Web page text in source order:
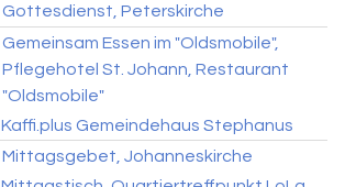
Gottesdienst, Peterskirche
Gemeinsam Essen im "Oldsmobile",
Pflegehotel St. Johann, Restaurant
"Oldsmobile"
Kaffi.plus Gemeindehaus Stephanus
Mittagsgebet, Johanneskirche